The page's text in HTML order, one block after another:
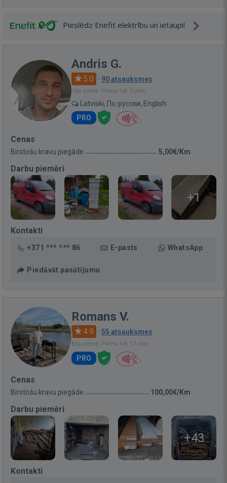
Pieslēdz Enefit elektrību un ietaupi!
Andris G.
5.0 · 90 atsauksmes
Bija vietnē: Pirms 1st. 7 min.
Latviski, По-русски, English
PRO
Cenas
Birstošu kravu piegāde 5,00€/Km
Darbu piemēri
+1
Kontakti
+371 *** *** 86 E-pasts WhatsApp
Piedāvāt pasūtījumu
Romans V.
4.9 · 55 atsauksmes
Bija vietnē: Pirms 1st. 17 min.
PRO
Cenas
Birstošu kravu piegāde 100,00€/Km
Darbu piemēri
+43
Kontakti